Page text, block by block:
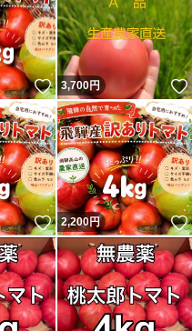
いいね！
3,700円
いいね！
2,200円